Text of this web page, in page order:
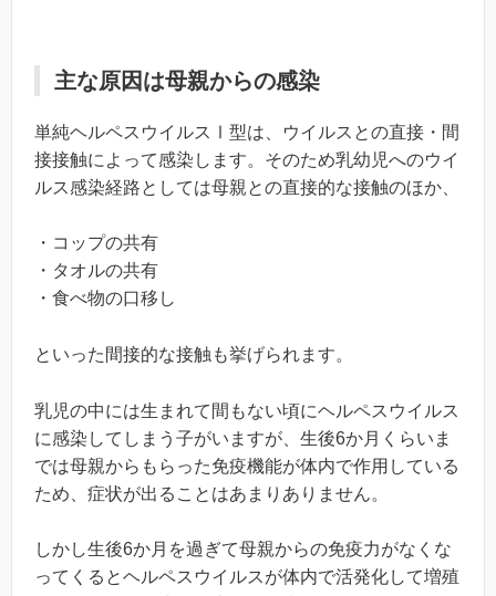
主な原因は母親からの感染
単純ヘルペスウイルスⅠ型は、ウイルスとの直接・間
接接触によって感染します。そのため乳幼児へのウイ
ルス感染経路としては母親との直接的な接触のほか、
・コップの共有
・タオルの共有
・食べ物の口移し
といった間接的な接触も挙げられます。
乳児の中には生まれて間もない頃にヘルペスウイルス
に感染してしまう子がいますが、生後6か月くらいま
では母親からもらった免疫機能が体内で作用している
ため、症状が出ることはあまりありません。
しかし生後6か月を過ぎて母親からの免疫力がなくな
ってくるとヘルペスウイルスが体内で活発化して増殖